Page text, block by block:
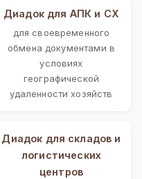
Диадок для АПК и СХ
для своевременного
обмена документами в
условиях
географической
удаленности хозяйств
Диадок для складов и
логистических
центров